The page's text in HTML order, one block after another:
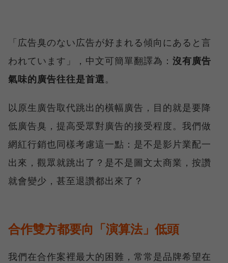
「広告臭のない広告が好まれる傾向にあると言
われています」，中文可簡單翻譯為： 沒有廣告
氣味的廣告往往是首選。
以原生廣告取代跳出的橫幅廣告，目的就是要降
低廣告臭，提高受眾對廣告的接受程度。我們做
網紅行銷也同樣考慮這一點：是不是影片業配一
出來，觀眾就跳出了？是不是圖文太商業，按讚
就會變少，甚至退讚都出來了？
合作雙方都要向「演算法」低頭
我們在合作案裡最大的困難，常常是品牌希望在